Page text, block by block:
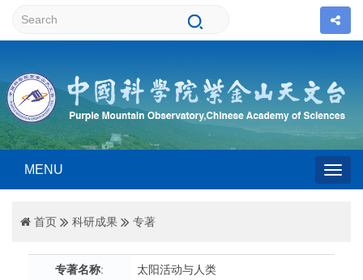
MENU
首页 科研成果 专著
专著名称: 太阳活动与人类